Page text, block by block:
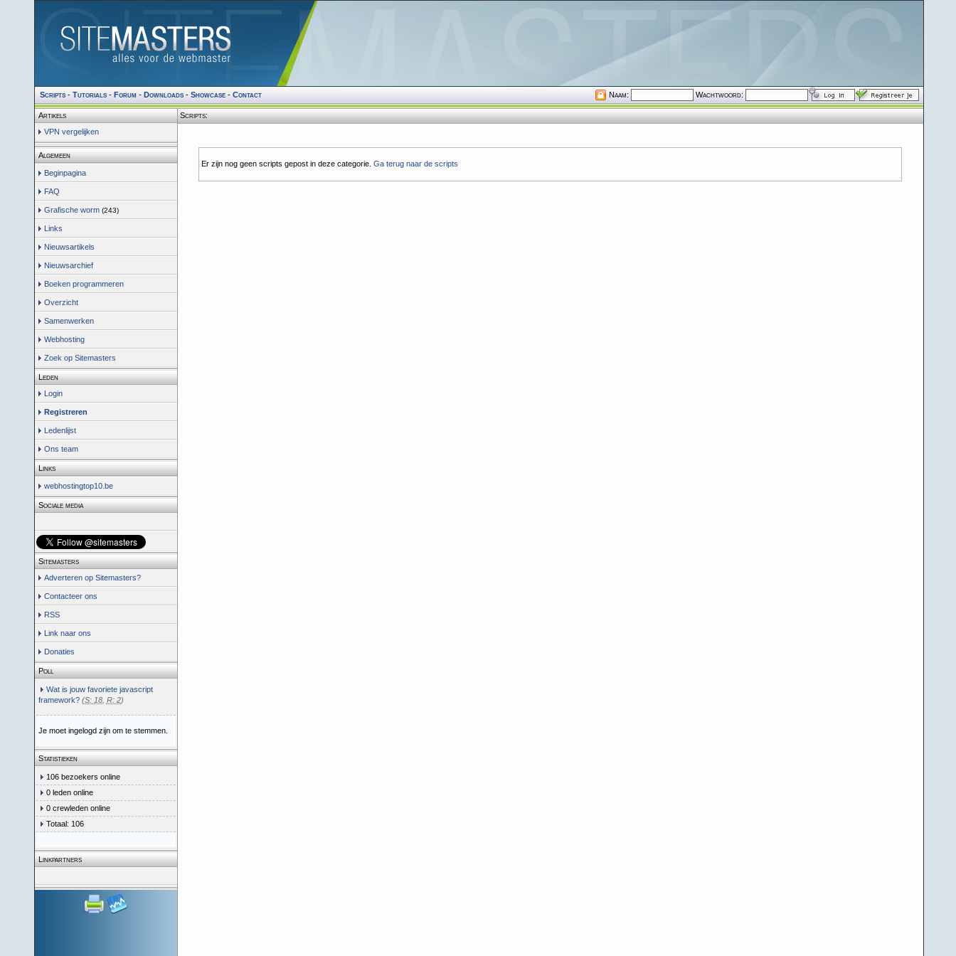
Scripts- Tutorials- Forum- Downloads- Showcase- Contact Naam: Wachtwoord:
Artikels
VPN vergelijken
Algemeen
Beginpagina
FAQ
Grafische worm (243)
Links
Nieuwsartikels
Nieuwsarchief
Boeken programmeren
Overzicht
Samenwerken
Webhosting
Zoek op Sitemasters
Leden
Login
Registreren
Ledenlijst
Ons team
Links
webhostingtop10.be
Sociale media
Sitemasters
Adverteren op Sitemasters?
Contacteer ons
RSS
Link naar ons
Donaties
Poll
Wat is jouw favoriete javascript
framework? (S: 18, R: 2)
Je moet ingelogd zijn om te stemmen.
Statistieken
106 bezoekers online
0 leden online
0 crewleden online
Totaal: 106
Linkpartners
Scripts:
Er zijn nog geen scripts gepost in deze categorie. Ga terug naar de scripts